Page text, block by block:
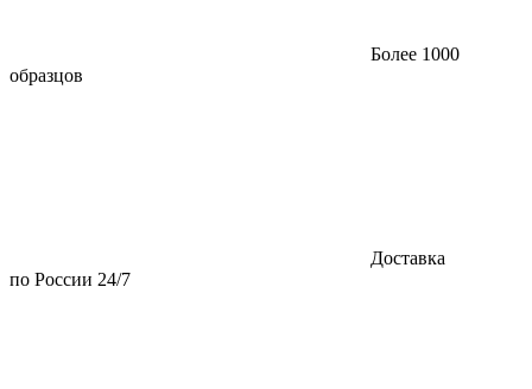
Более 1000
образцов
Доставка
по России 24/7